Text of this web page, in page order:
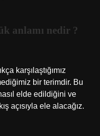
anlamı nedir ?
karşılaştığımız
bir terimdir. Bu
elde edildiğini ve
açısıyla ele alacağız.